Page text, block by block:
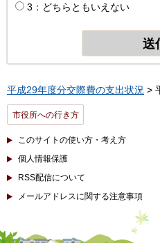
3：どちらともいえない
平成29年度分交際費の支出状況 >
市役所への行き方
このサイトの使い方・考え方
個人情報保護
RSS配信について
メールアドレスに関する注意事項